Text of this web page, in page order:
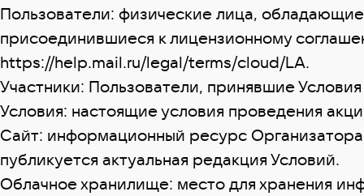
Пользователи: физические лица,
присоединившиеся к лицензионному
https://help.mail.ru/legal/terms/cloud/LA.
Участники: Пользователи, принявшие
Условия: настоящие условия проведения
Сайт: информационный ресурс
публикуется актуальная редакция Условий.
Облачное хранилище: место для хранения